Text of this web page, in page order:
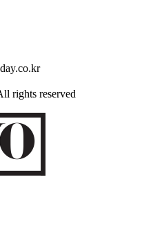
rights reserved